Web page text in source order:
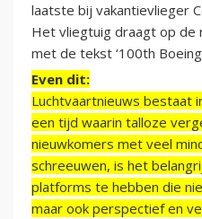
laatste bij vakantievlieger
Het vliegtuig draagt op de
met de tekst ‘100th Boeing
Even dit:
Luchtvaartnieuws bestaat
een tijd waarin talloze
nieuwkomers met veel
schreeuwen, is het
platforms te hebben die
maar ook perspectief en